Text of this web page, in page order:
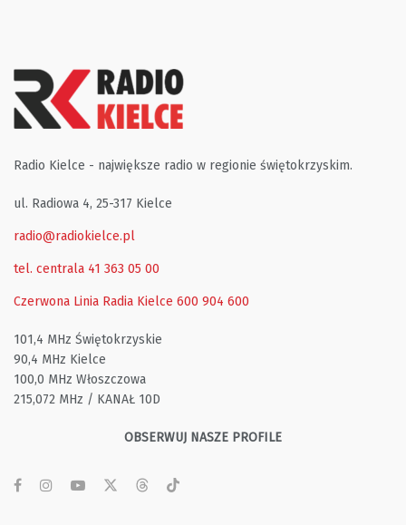
Radio Kielce - największe radio w regionie świętokrzyskim.
ul. Radiowa 4, 25-317 Kielce
radio@radiokielce.pl
tel. centrala 41 363 05 00
Czerwona Linia Radia Kielce 600 904 600
101,4 MHz Świętokrzyskie
90,4 MHz Kielce
100,0 MHz Włoszczowa
215,072 MHz / KANAŁ 10D
OBSERWUJ NASZE PROFILE